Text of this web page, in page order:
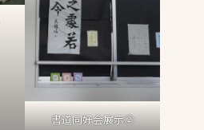
書道同好会展示➁